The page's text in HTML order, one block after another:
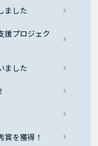
ました
援プロジェク
ました
賞を獲得！